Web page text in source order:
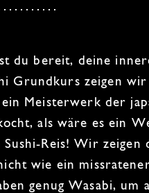
du bereit, deine
Grundkurs zeigen wir
ein Meisterwerk der
als wäre es ein
Sushi-Reis! Wir zeigen
wie ein
genugWasabi, um